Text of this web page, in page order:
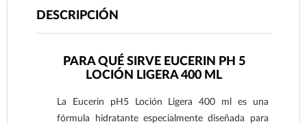
DESCRIPCIÓN
PARA QUÉ SIRVE EUCERIN PH 5
LOCIÓN LIGERA 400 ML
La Eucerin pH5 Loción Ligera 400 ml es una
fórmula hidratante especialmente diseñada para